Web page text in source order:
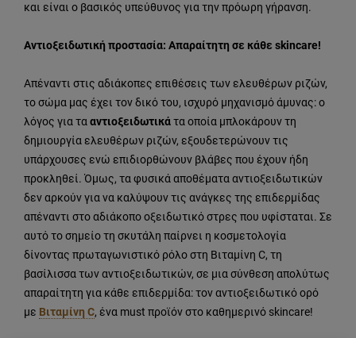
και είναι ο βασικός υπεύθυνος για την πρόωρη γήρανση.
Αντιοξειδωτική προστασία: Απαραίτητη σε κάθε skincare!
Απέναντι στις αδιάκοπες επιθέσεις των ελευθέρων ριζών,
το σώμα μας έχει τον δικό του, ισχυρό μηχανισμό άμυνας: ο
λόγος για τα αντιοξειδωτικάτα οποία μπλοκάρουν τη
δημιουργία ελευθέρων ριζών, εξουδετερώνουν τις
υπάρχουσες ενώ επιδιορθώνουν βλάβες που έχουν ήδη
προκληθεί. Όμως, τα φυσικά αποθέματα αντιοξειδωτικών
δεν αρκούν για να καλύψουν τις ανάγκες της επιδερμίδας
απέναντι στο αδιάκοπο οξειδωτικό στρες που υφίσταται. Σε
αυτό το σημείο τη σκυτάλη παίρνει η κοσμετολογία
δίνοντας πρωταγωνιστικό ρόλο στη Bιταμίνη C, τη
βασίλισσα των αντιοξειδωτικών, σε μια σύνθεση απολύτως
απαραίτητη για κάθε επιδερμίδα: τον αντιοξειδωτικό ορό
με Βιταμίνη C, ένα must προϊόν στο καθημερινό skincare!